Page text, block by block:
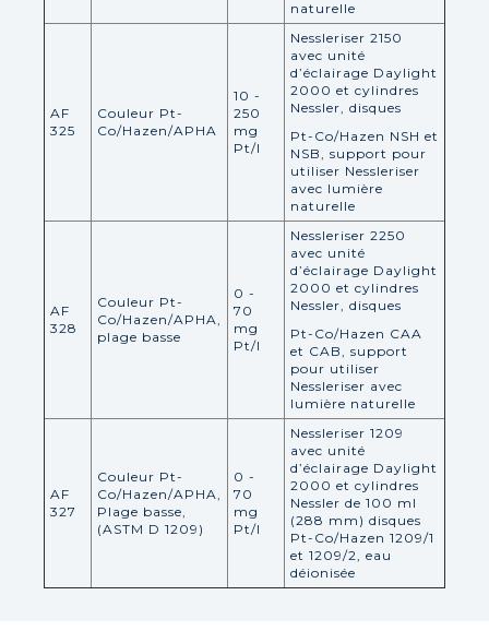
naturelle
AF
325
Couleur Pt-
Co/Hazen/APHA
10 -
250
mg
Pt/l
Nessleriser 2150
avec unité
d’éclairage Daylight
2000 et cylindres
Nessler, disques
Pt-Co/Hazen NSH et
NSB, support pour
utiliser Nessleriser
avec lumière
naturelle
AF
328
Couleur Pt-
Co/Hazen/APHA,
plage basse
0 -
70
mg
Pt/l
Nessleriser 2250
avec unité
d’éclairage Daylight
2000 et cylindres
Nessler, disques
Pt-Co/Hazen CAA
et CAB, support
pour utiliser
Nessleriser avec
lumière naturelle
AF
327
Couleur Pt-
Co/Hazen/APHA,
Plage basse,
(ASTM D 1209)
0 -
70
mg
Pt/l
Nessleriser 1209
avec unité
d’éclairage Daylight
2000 et cylindres
Nessler de 100 ml
(288 mm) disques
Pt-Co/Hazen 1209/1
et 1209/2, eau
déionisée